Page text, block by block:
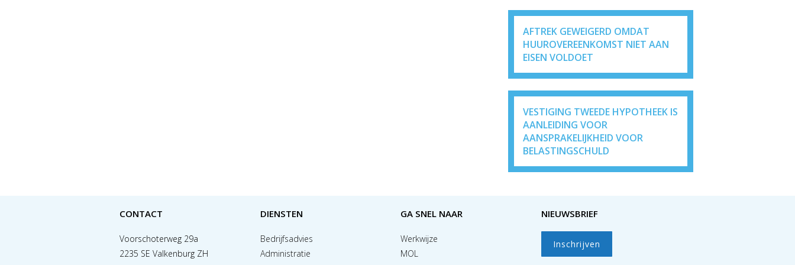
AFTREK GEWEIGERD OMDAT
HUUROVEREENKOMST NIET AAN
EISEN VOLDOET
VESTIGING TWEEDE HYPOTHEEK IS
AANLEIDING VOOR
AANSPRAKELIJKHEID VOOR
BELASTINGSCHULD
CONTACT
Voorschoterweg 29a
2235 SE Valkenburg ZH
DIENSTEN
Bedrijfsadvies
Administratie
GA SNEL NAAR
Werkwijze
MOL
NIEUWSBRIEF
Inschrijven